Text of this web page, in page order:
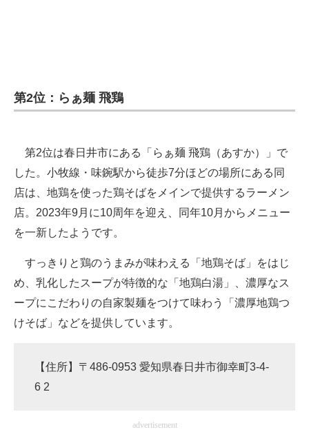
第2位：らぁ麺 飛鶏
第2位は春日井市にある「らぁ麺 飛鶏（あすか）」で
した。小牧線・味鋺駅から徒歩7分ほどの場所にある同
店は、地鶏を使った鶏そばをメインで提供するラーメン
店。2023年9月に10周年を迎え、同年10月からメニュー
を一新したようです。
すっきりと鶏のうまみが味わえる「地鶏そば」をはじ
め、乳化したスープが特徴的な「地鶏白湯」、濃厚なス
ープにこだわりの自家製麺をつけて味わう「濃厚地鶏つ
けそば」などを提供しています。
【住所】〒486-0953 愛知県春日井市御幸町3-4-
6 2‎
advertisement